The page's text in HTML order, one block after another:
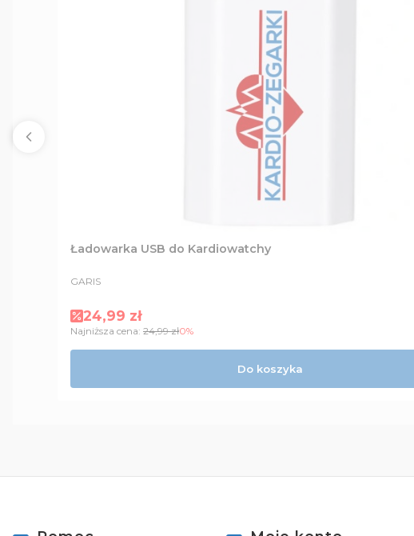
Ładowarka USB do Kardiowatchy
PRODUCENT
GARIS
Cena promocyjna
24,99 zł
Najniższa cena: 24,99 zł0%
Do koszyka